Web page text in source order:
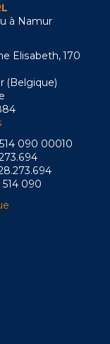
à Namur
Elisabeth, 170
(Belgique)
090 00010
514 090